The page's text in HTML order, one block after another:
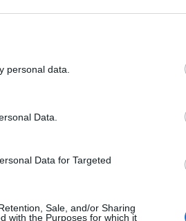
personal data.
Data.
Data for Targeted
Sale, and/or Sharing
with the Purposes for which it
lo que debe
y Relaciones
escuela de negocios EADA,
saber sobre Market
dirigido y editado por